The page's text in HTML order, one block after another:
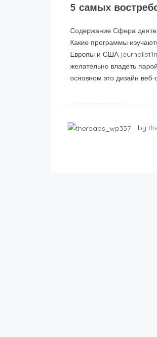
5 самыx
Содержание Сфера
Какие программы
Европы и США
желательно владеть
основном это дизайн
by